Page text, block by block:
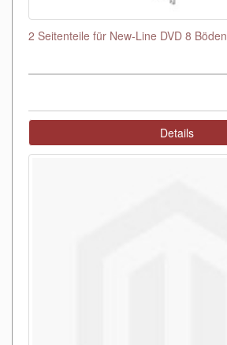
2 Seitenteile für New-Line DVD 8 Böden
Details